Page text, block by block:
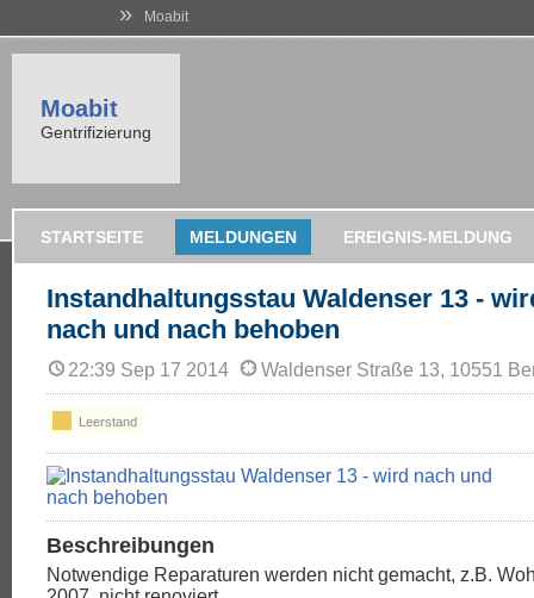
» Moabit
Moabit
Gentrifizierung
STARTSEITE MELDUNGEN EREIGNIS-MELDUNG
Instandhaltungsstau Waldenser 13 -
nach und nach behoben
22:39 Sep 17 2014 Waldenser Straße 13, 10551
Leerstand
Beschreibungen
Notwendige Reparaturen werden nicht gemacht, z.B.